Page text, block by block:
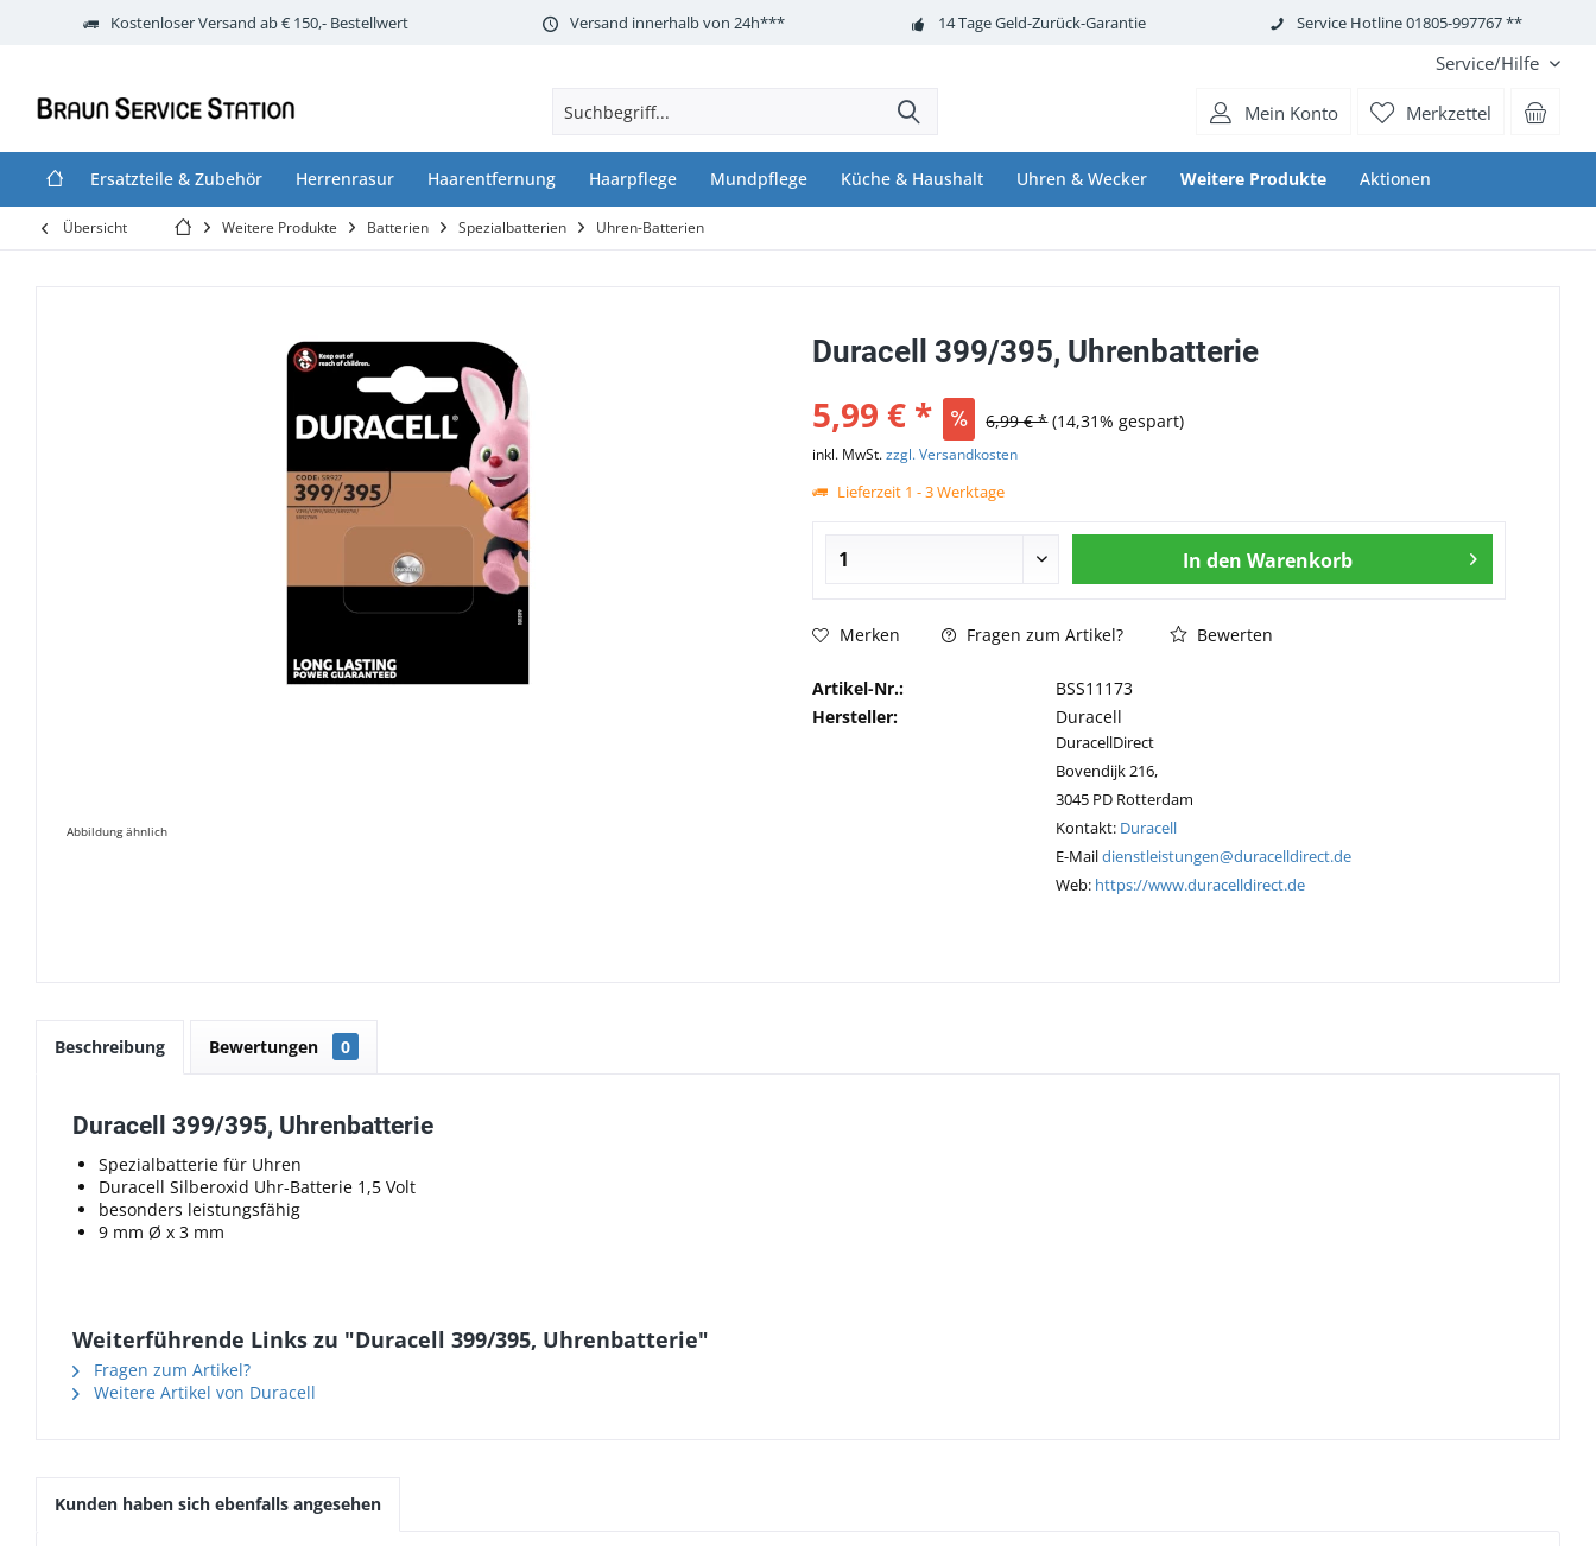
Kostenloser Versand ab € 150,- Bestellwert Versand innerhalb von 24h*** 14 Tage Geld-Zurück-Garantie Service Hotline 01805-997767 **
Service/Hilfe
Merkzettel
Mein Konto
Ersatzteile & Zubehör Herrenrasur Haarentfernung Haarpflege Mundpflege Küche & Haushalt Uhren & Wecker Weitere Produkte Aktionen
Übersicht Weitere Produkte Batterien Spezialbatterien Uhren-Batterien
Abbildung ähnlich
Duracell 399/395, Uhrenbatterie
5,99 € * 6,99 € * (14,31% gespart)
inkl. MwSt.zzgl. Versandkosten
Lieferzeit 1 - 3 Werktage
In den Warenkorb
Merken Fragen zum Artikel? Bewerten
Artikel-Nr.:
BSS11173
Hersteller:
Duracell
DuracellDirect
Bovendijk 216,
3045 PD Rotterdam
Kontakt: Duracell
E-Maildienstleistungen@duracelldirect.de
Web: https://www.duracelldirect.de
Beschreibung Bewertungen 0
Duracell 399/395, Uhrenbatterie
Spezialbatterie für Uhren
Duracell Silberoxid Uhr-Batterie 1,5 Volt
besonders leistungsfähig
9 mm Ø x 3 mm
Weiterführende Links zu "Duracell 399/395, Uhrenbatterie"
Fragen zum Artikel?
Weitere Artikel von Duracell
Kunden haben sich ebenfalls angesehen